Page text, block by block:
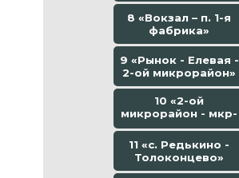
8 «Вокзал – п. 1-я
фабрика»
9 «Рынок - Елевая -
2-ой микрорайон»
10 «2-ой
микрорайон - мкр-
он Геологов»
11 «с. Редькино -
Толоконцево»